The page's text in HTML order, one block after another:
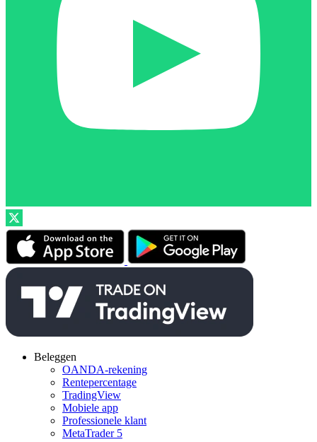
Beleggen
OANDA-rekening
Rentepercentage
TradingView
Mobiele app
Professionele klant
MetaTrader 5